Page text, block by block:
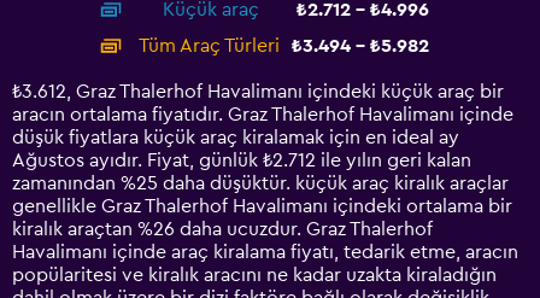
displaying
categories.
14
categories.
The
chart
has
1
Y
axis
displaying
values.
Küçük araç
₺2.712 - ₺4.996
Tüm Araç Türleri
₺3.494 - ₺5.982
₺3.612, Graz Thalerhof Havalimanı içindeki küçük araç bir
aracın ortalama fiyatıdır. Graz Thalerhof Havalimanı içinde
düşük fiyatlara küçük araç kiralamak için en ideal ay
Ağustos ayıdır. Fiyat, günlük ₺2.712 ile yılın geri kalan
zamanından %25 daha düşüktür. küçük araç kiralık araçlar
genellikle Graz Thalerhof Havalimanı içindeki ortalama bir
kiralık araçtan %26 daha ucuzdur. Graz Thalerhof
Havalimanı içinde araç kiralama fiyatı, tedarik etme, aracın
popülaritesi ve kiralık aracını ne kadar uzakta kiraladığın